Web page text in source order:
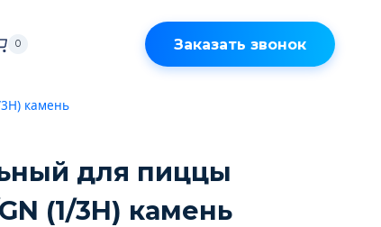
0 Заказать звонок
камень
для пиццы
(1/3H) камень